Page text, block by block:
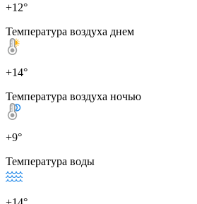
+12°
Температура воздуха днем
+14°
Температура воздуха ночью
+9°
Температура воды